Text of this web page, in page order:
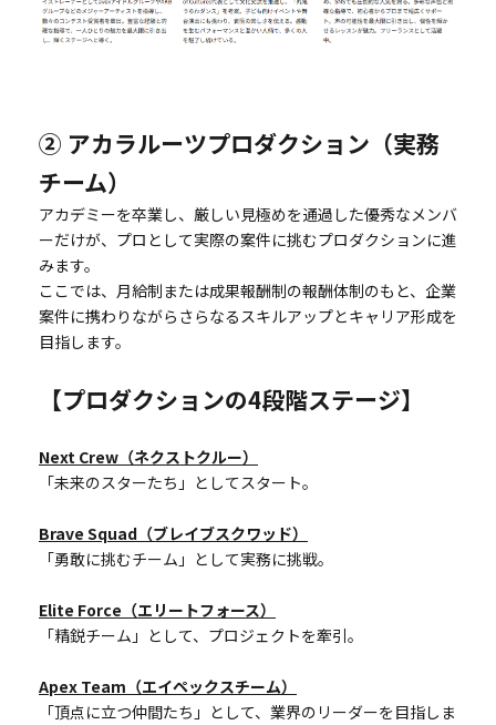
② アカラルーツプロダクション（実務
チーム）
アカデミーを卒業し、厳しい見極めを通過した優秀なメンバ
ーだけが、プロとして実際の案件に挑むプロダクションに進
みます。
ここでは、月給制または成果報酬制の報酬体制のもと、企業
案件に携わりながらさらなるスキルアップとキャリア形成を
目指します。
【プロダクションの4段階ステージ】
Next Crew（ネクストクルー）
「未来のスターたち」としてスタート。
Brave Squad（ブレイブスクワッド）
「勇敢に挑むチーム」として実務に挑戦。
Elite Force（エリートフォース）
「精鋭チーム」として、プロジェクトを牽引。
Apex Team（エイペックスチーム）
「頂点に立つ仲間たち」として、業界のリーダーを目指しま